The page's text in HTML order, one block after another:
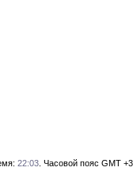
22:03 . Часовой пояс GMT +3.